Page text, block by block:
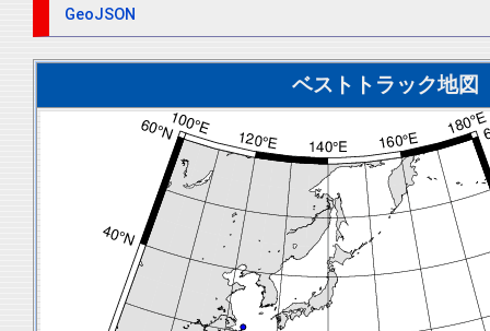
GeoJSON
ベストトラック地図